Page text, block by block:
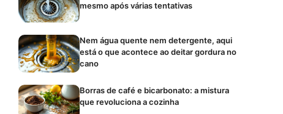
mesmo após várias tentativas
Nem água quente nem detergente, aqui
está o que acontece ao deitar gordura no
cano
Borras de café e bicarbonato: a mistura
que revoluciona a cozinha